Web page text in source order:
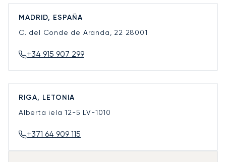
MADRID, ESPAÑA
C. del Conde de Aranda, 22 28001
+34 915 907 299
RIGA, LETONIA
Alberta iela 12-5 LV-1010
+371 64 909 115